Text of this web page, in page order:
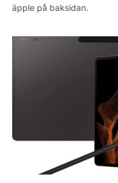
äpple på baksidan.